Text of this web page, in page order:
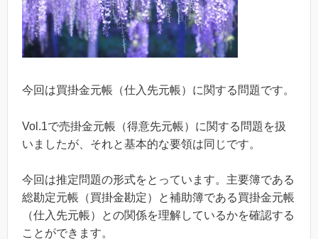
今回は買掛金元帳（仕入先元帳）に関する問題です。
Vol.1で売掛金元帳（得意先元帳）に関する問題を扱
いましたが、それと基本的な要領は同じです。
今回は推定問題の形式をとっています。主要簿である
総勘定元帳（買掛金勘定）と補助簿である買掛金元帳
（仕入先元帳）との関係を理解しているかを確認する
ことができます。